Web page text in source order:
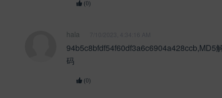
(0)
hala
94b5c8bfdf54f60df3a6c6904a428ccb,MD5
码
(0)